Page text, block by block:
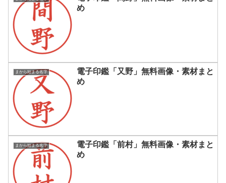
め
まから始まる名字
電子印鑑「又野」無料画像・素材まと
め
まから始まる名字
電子印鑑「前村」無料画像・素材まと
め